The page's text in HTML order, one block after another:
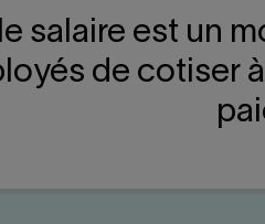
salaire est un
de cotiser